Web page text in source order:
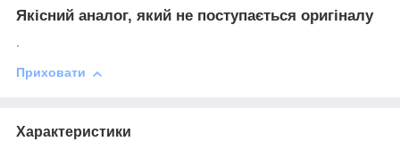
Якісний аналог, який не поступається оригіналу
.
Приховати
Характеристики